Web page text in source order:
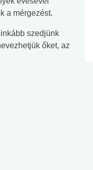
a mérgezést.
szedjünk
őket, az